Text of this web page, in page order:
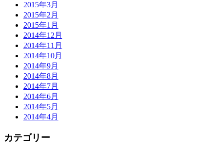
2015年3月
2015年2月
2015年1月
2014年12月
2014年11月
2014年10月
2014年9月
2014年8月
2014年7月
2014年6月
2014年5月
2014年4月
カテゴリー